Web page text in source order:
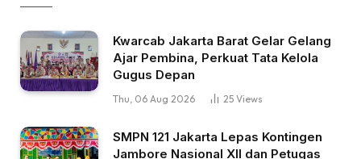
Kwarcab Jakarta Barat Gelar Gelang
Ajar Pembina, Perkuat Tata Kelola
Gugus Depan
Thu, 06 Aug 2026 25 Views
SMPN 121 Jakarta Lepas Kontingen
Jambore Nasional XII dan Petugas